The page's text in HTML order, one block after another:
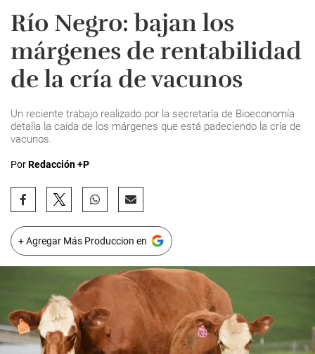
Río Negro: bajan los
márgenes de rentabilidad
de la cría de vacunos
Un reciente trabajo realizado por la secretaría de Bioeconomía
detalla la caída de los márgenes que está padeciendo la cría de
vacunos.
PorRedacción +P
+ Agregar Más Produccion en